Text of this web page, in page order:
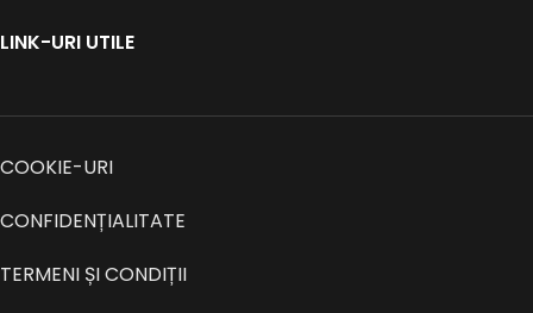
LINK-URI UTILE
COOKIE-URI
CONFIDENȚIALITATE
TERMENI ȘI CONDIȚII